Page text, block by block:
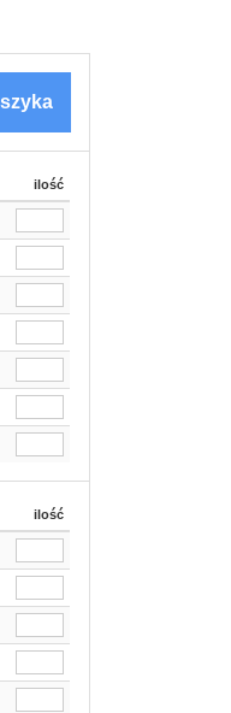
ilość
ilość